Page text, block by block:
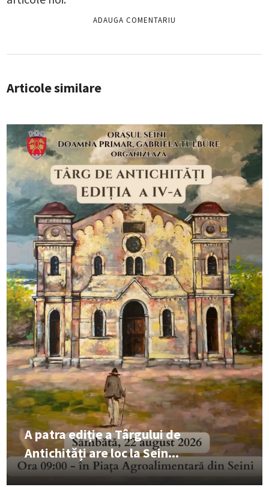
Articole similare
A patra ediție a Târgului de
Antichități are loc la Sein...